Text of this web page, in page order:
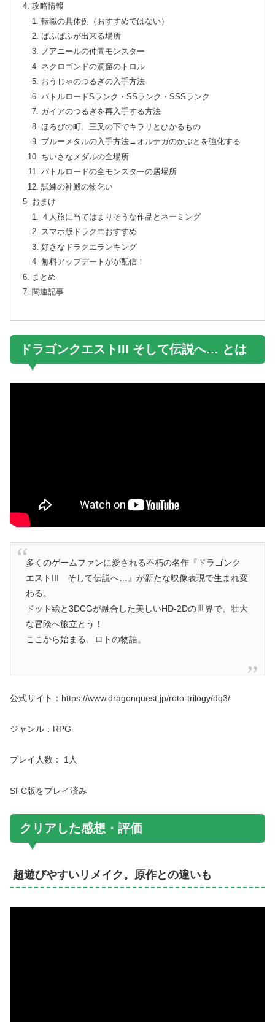
攻略情報
転職の具体例（おすすめではない）
ぱふぱふが出来る場所
ノアニールの仲間モンスター
ネクロゴンドの洞窟のトロル
おうじゃのつるぎの入手方法
バトルロードSランク・SSランク・SSSランク
ガイアのつるぎを再入手する方法
ほろびの町。三叉の下でキラリとひかるもの
ブルーメタルの入手方法→オルテガのかぶとを強化する
ちいさなメダルの全場所
バトルロードの全モンスターの居場所
試練の神殿の物乞い
おまけ
４人旅に当てはまりそうな作品とネーミング
スマホ版ドラクエおすすめ
好きなドラクエランキング
無料アップデートがが配信！
まとめ
関連記事
ドラゴンクエストIII そして伝説へ… とは
多くのゲームファンに愛される不朽の名作『ドラゴンク
エストIII そして伝説へ…』が新たな映像表現で生まれ変
わる。
ドット絵と3DCGが融合した美しいHD-2Dの世界で、壮大
な冒険へ旅立とう！
ここから始まる、ロトの物語。
公式サイト：https://www.dragonquest.jp/roto-trilogy/dq3/
ジャンル：RPG
プレイ人数： 1人
SFC版をプレイ済み
クリアした感想・評価
超遊びやすいリメイク。原作との違いも